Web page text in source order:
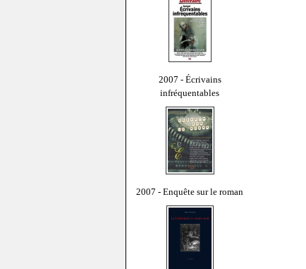
2007 - Écrivains
infréquentables
2007 - Enquête sur le roman